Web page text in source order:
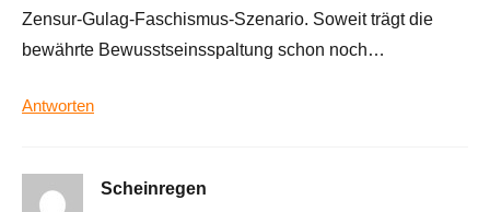
Zensur-Gulag-Faschismus-Szenario. Soweit trägt die
bewährte Bewusstseinsspaltung schon noch…
Antworten
Scheinregen